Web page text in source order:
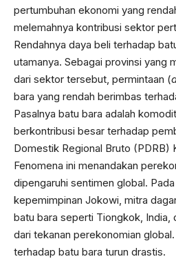
pertumbuhan ekonomi yang
melemahnya kontribusi sektor
Rendahnya daya beli terhadap
utamanya. Sebagai provinsi yang
dari sektor tersebut, permintaan (
bara yang rendah berimbas
Pasalnya batu bara adalah
berkontribusi besar terhadap
Domestik Regional Bruto (PDRB)
Fenomena ini menandakan
dipengaruhi sentimen global.
kepemimpinan Jokowi, mitra
batu bara seperti Tiongkok, India,
dari tekanan perekonomian
terhadap batu bara turun drastis.